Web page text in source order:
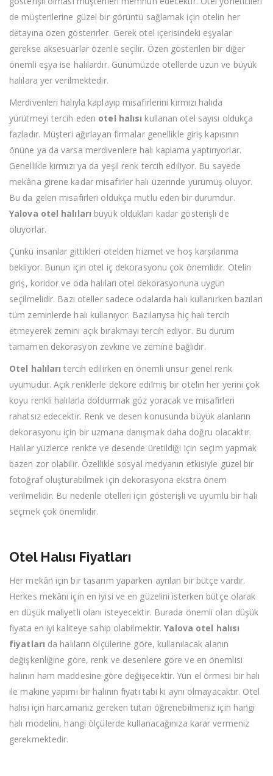
de müşterilerine güzel bir görüntü sağlamak için otelin her
detayına özen gösterirler. Gerek otel içerisindeki eşyalar
gerekse aksesuarlar özenle seçilir. Özen gösterilen bir diğer
önemli eşya ise halılardır. Günümüzde otellerde uzun ve büyük
halılara yer verilmektedir.
Merdivenleri halıyla kaplayıp misafirlerini kırmızı halıda
yürütmeyi tercih eden otel halısı kullanan otel sayısı oldukça
fazladır. Müşteri ağırlayan firmalar genellikle giriş kapısının
önüne ya da varsa merdivenlere halı kaplama yaptırıyorlar.
Genellikle kırmızı ya da yeşil renk tercih ediliyor. Bu sayede
mekâna girene kadar misafirler halı üzerinde yürümüş oluyor.
Bu da gelen misafirleri oldukça mutlu eden bir durumdur.
Yalova otel halıları büyük oldukları kadar gösterişli de
oluyorlar.
Çünkü insanlar gittikleri otelden hizmet ve hoş karşılanma
bekliyor. Bunun için otel iç dekorasyonu çok önemlidir. Otelin
giriş, koridor ve oda halıları otel dekorasyonuna uygun
seçilmelidir. Bazı oteller sadece odalarda halı kullanırken bazıları
tüm zeminlerde halı kullanıyor. Bazılarıysa hiç halı tercih
etmeyerek zemini açık bırakmayı tercih ediyor. Bu durum
tamamen dekorasyon zevkine ve zemine bağlıdır.
Otel halılarıtercih edilirken en önemli unsur genel renk
uyumudur. Açık renklerle dekore edilmiş bir otelin her yerini çok
koyu renkli halılarla doldurmak göz yoracak ve misafirleri
rahatsız edecektir. Renk ve desen konusunda büyük alanların
dekorasyonu için bir uzmana danışmak daha doğru olacaktır.
Halılar yüzlerce renkte ve desende üretildiği için seçim yapmak
bazen zor olabilir. Özellikle sosyal medyanın etkisiyle güzel bir
fotoğraf oluşturabilmek için dekorasyona ekstra önem
verilmelidir. Bu nedenle otelleri için gösterişli ve uyumlu bir halı
seçmek çok önemlidir.
Otel Halısı Fiyatları
Her mekân için bir tasarım yaparken ayrılan bir bütçe vardır.
Herkes mekânı için en iyisi ve en güzelini isterken bütçe olarak
en düşük maliyetli olanı isteyecektir. Burada önemli olan düşük
fiyata en iyi kaliteye sahip olabilmektir.Yalova otel halısı
fiyatları da halıların ölçülerine göre, kullanılacak alanın
değişkenliğine göre, renk ve desenlere göre ve en önemlisi
halının ham maddesine göre değişecektir. Yün el örmesi bir halı
ile makine yapımı bir halının fiyatı tabi ki aynı olmayacaktır. Otel
halısı için harcamanız gereken tutarı öğrenebilmeniz için hangi
halı modelini, hangi ölçülerde kullanacağınıza karar vermeniz
gerekmektedir.